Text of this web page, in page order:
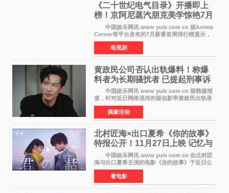
《二十世纪电气目录》开播即上
榜！京阿尼蒸汽朋克美学惊艳7月
新番季
中国娱乐网讯 www yule com cn 据Anime
Corner等平台发布的7月新番首周排行榜显示，
由京都动画制作的《二十世纪电气目录》在多个
榜单中表现亮眼，位列AniLab全球TOP10第十
名。该剧改编自结
电视剧
黄政民公司否认出轨爆料！称爆
料者为长期骚扰者 已提起刑事诉
中国娱乐网讯 www yule com cn 据韩媒报
道，针对近日网络流传的疑似影帝黄政民出轨录
音及短信爆料，黄政民所属经纪公司于今日正式
发表声明，明确否认相关传闻。 公司表示，
爆料者是一名长
偶像活动
北村匠海×出口夏希《你的故事》
特报公开！11月27日上映 记忆与
初恋的奇幻交织
中国娱乐网讯 www yule com cn 由北村匠
海与出口夏希主演的电影《你的故事》于近日公
开特报影像，正式定档11月27日上映。 本片
改编自三秋缒同名小说，编剧由曾执笔《孤独摇
滚！》的吉田惠
看电影